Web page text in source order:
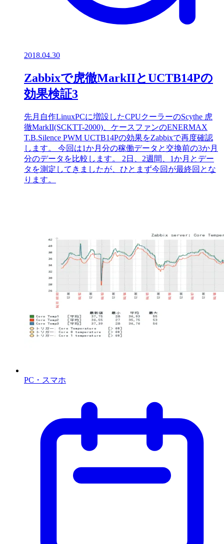
2018.04.30
Zabbixで虎徹MarkIIとUCTB14Pの
効果検証3
先月自作LinuxPCに増設したCPUクーラーのScythe 虎
徹MarkII(SCKTT-2000)、ケースファンのENERMAX
T.B.Silence PWM UCTB14Pの効果をZabbixで再度確認
します。 今回は1か月分の稼働データと交換前の3か月
分のデータを比較します。 2日、2週間、1か月とデー
タを測定してきましたが、ひとまず今回が最終回とな
ります。
PC・スマホ